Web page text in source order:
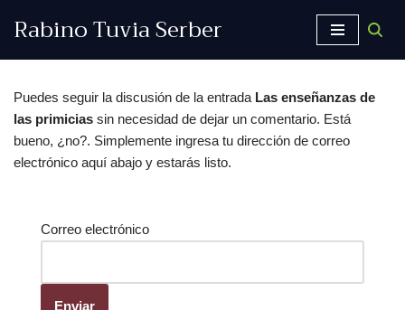
contenido
Rabino Tuvia Serber
Puedes seguir la discusión de la entrada Las enseñanzas de
las primicias sin necesidad de dejar un comentario. Está
bueno, ¿no?. Simplemente ingresa tu dirección de correo
electrónico aquí abajo y estarás listo.
Correo electrónico